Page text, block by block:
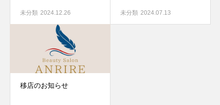
未分類 2024.12.26 未分類 2024.07.13
移店のお知らせ